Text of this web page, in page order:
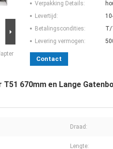
Verpakking Details:
Levertijd:
Betalingscondities:
T/
Levering vermogen:
Contact
T51 670mm en Lange
Draad:
Lengte: